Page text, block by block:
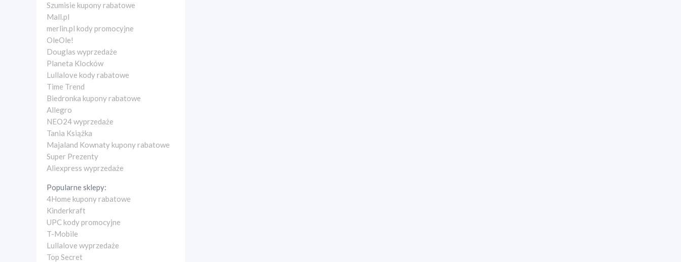
Szumisie kupony rabatowe
Mall.pl
merlin.pl kody promocyjne
OleOle!
Douglas wyprzedaże
Planeta Klocków
Lullalove kody rabatowe
Time Trend
Biedronka kupony rabatowe
Allegro
NEO24 wyprzedaże
Tania Książka
Majaland Kownaty kupony rabatowe
Super Prezenty
Aliexpress wyprzedaże
Popularne sklepy:
4Home kupony rabatowe
Kinderkraft
UPC kody promocyjne
T-Mobile
Lullalove wyprzedaże
Top Secret